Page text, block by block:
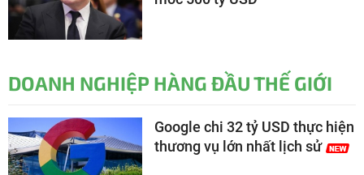
DOANH NGHIỆP HÀNG ĐẦU THẾ GIỚI
Google chi 32 tỷ USD thực hiện
thương vụ lớn nhất lịch sử